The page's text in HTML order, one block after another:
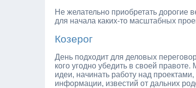
Не желательно приобретать дорогие
для начала каких-то масштабных
Козерог
День подходит для деловых
кого угодно убедить в своей
идеи, начинать работу над
информации, известий от дальних